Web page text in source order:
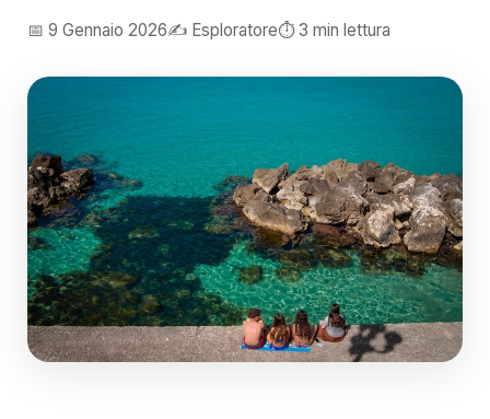
📅 9 Gennaio 2026✍️ Esploratore⏱️ 3 min lettura